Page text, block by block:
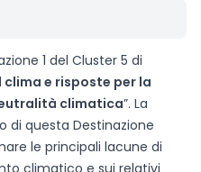
1 del Cluster 5 di
clima e risposte per la
climatica”. La
di questa Destinazione
le principali lacune di
climatico e sui relativi